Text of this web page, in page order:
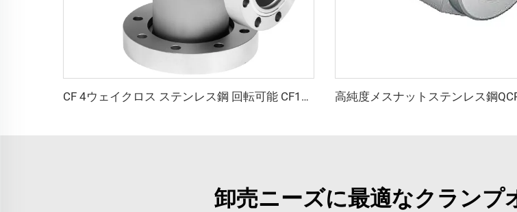
CF 4ウェイクロス ステンレス鋼 回転可能 CF16-CF100 高真空用 回転／固定式 SS304 SS316L フランジ継手 通し穴付き 3/4"-4" 高品質クロス
卸売ニーズに最適なクランプ